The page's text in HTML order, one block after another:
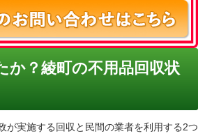
か？綾町の不用品回収状
が実施する回収と民間の業者を利用する2つ